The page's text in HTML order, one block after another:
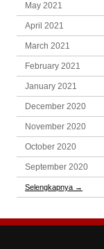
May 2021
April 2021
March 2021
February 2021
January 2021
December 2020
November 2020
October 2020
September 2020
Selengkapnya →